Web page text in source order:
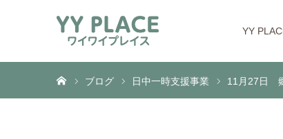
YY
ブログ 日中一時支援事業 11月27日